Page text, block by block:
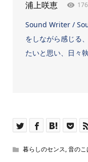
浦上咲恵
Sound Writer /
をしながら感じる
たいと思い、日々
暮らしのセンス,音のこ